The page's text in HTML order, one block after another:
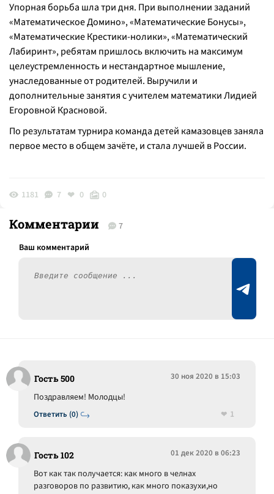
Упорная борьба шла три дня. При выполнении заданий
«Математическое Домино», «Математические Бонусы»,
«Математические Крестики-нолики», «Математический
Лабиринт», ребятам пришлось включить на максимум
целеустремленность и нестандартное мышление,
унаследованные от родителей. Выручили и
дополнительные занятия с учителем математики Лидией
Егоровной Красновой.
По результатам турнира команда детей камазовцев заняла
первое место в общем зачёте, и стала лучшей в России.
1181 7 0 0
Комментарии 7
Гость 500 30 ноя 2020 в 15:03
Ответить (0)
Поздравляем! Молодцы!
1
Гость 102 01 дек 2020 в 06:23
Вот как так получается: как много в челнах
разговоров по развитию, как много показухи,но